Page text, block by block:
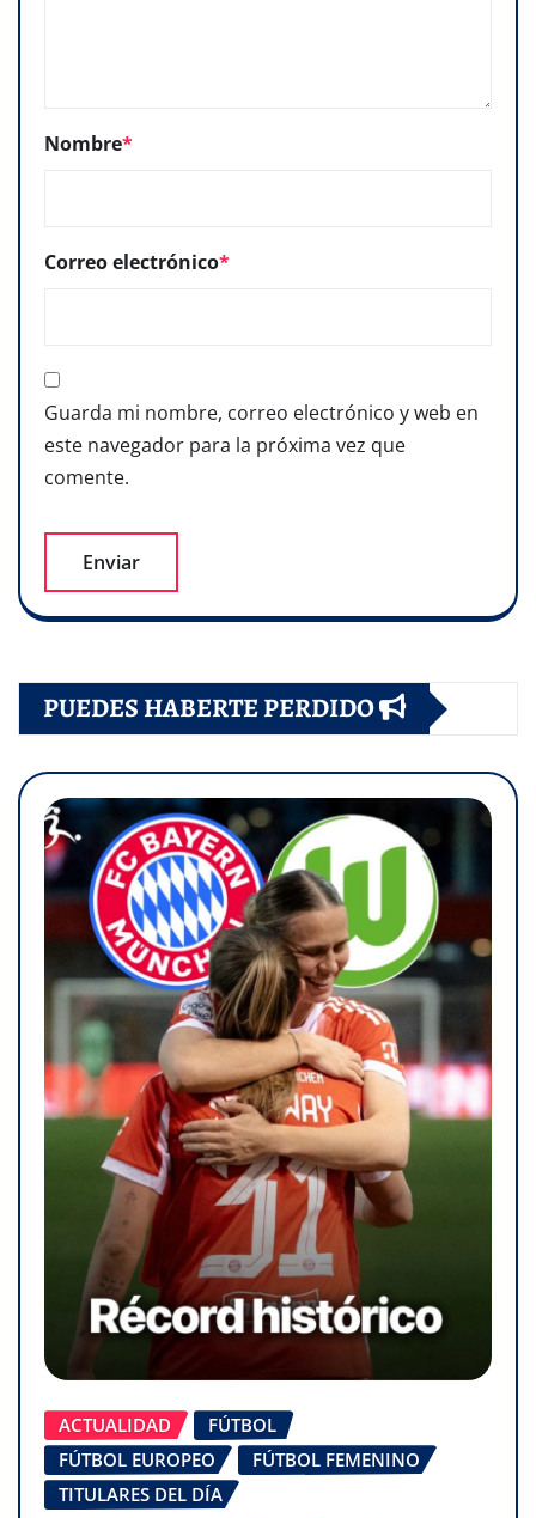
Nombre*
Correo electrónico*
Guarda mi nombre, correo electrónico y web en
este navegador para la próxima vez que
comente.
PUEDES HABERTE PERDIDO
ACTUALIDAD
FÚTBOL
FÚTBOL EUROPEO
FÚTBOL FEMENINO
TITULARES DEL DÍA